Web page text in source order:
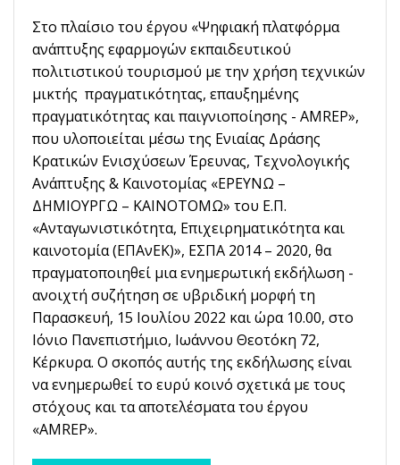
Στο πλαίσιο του έργου «Ψηφιακή πλατφόρμα
ανάπτυξης εφαρμογών εκπαιδευτικού
πολιτιστικού τουρισμού με την χρήση τεχνικών
μικτής πραγματικότητας, επαυξημένης
πραγματικότητας και παιγνιοποίησης - AMREP»,
που υλοποιείται μέσω της Ενιαίας Δράσης
Κρατικών Ενισχύσεων Έρευνας, Τεχνολογικής
Ανάπτυξης & Καινοτομίας «ΕΡΕΥΝΩ –
ΔΗΜΙΟΥΡΓΩ – ΚΑΙΝΟΤΟΜΩ» του Ε.Π.
«Ανταγωνιστικότητα, Επιχειρηματικότητα και
καινοτομία (ΕΠΑνΕΚ)», ΕΣΠΑ 2014 – 2020, θα
πραγματοποιηθεί μια ενημερωτική εκδήλωση -
ανοιχτή συζήτηση σε υβριδική μορφή τη
Παρασκευή, 15 Ιουλίου 2022 και ώρα 10.00, στο
Ιόνιο Πανεπιστήμιο, Ιωάννου Θεοτόκη 72,
Κέρκυρα. Ο σκοπός αυτής της εκδήλωσης είναι
να ενημερωθεί το ευρύ κοινό σχετικά με τους
στόχους και τα αποτελέσματα του έργου
«AMREP».